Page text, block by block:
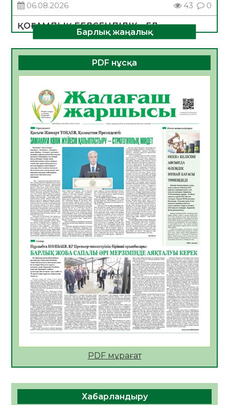
06.08.2026
43 0
ҚОҒАМДЫҚ БЕЛСЕНДІЛІК – ЕЛ
ДАМУЫНЫҢ НЕГІЗІ
06.08.2026
40 0
ҚҰРЫЛТАЙ САЙЛАУЫ – БОЛАШАҚҚА
06.08.2026
Инфекциялық ауруларға қарсы иммундау
жұмыстарының тиімділігі
06.08.2026
45
Көкжөтел ауруы туралы
06.08.2026
41
АПВ вакцинасы туралы мәлімет
06.08.2026
40
Open Air: Қызылорда облысы полиция
департаменті 20 мыңнан астам
көрерменнің қауіпсіздігін қамтамасыз етті
06.08.2026
54
ҚЫЗЫЛОРДАДА «САНАЛЫ ҰРПАҚ –
ЖАРҚЫН БОЛАШАҚ» АТТЫ КЕҢЕЙТІЛГЕН
МӘЖІЛІС ӨТТІ
05.08.2026
54
Қазақстан Орталық Азиядағы көшуге ең
азаматтың міндеті
Барлық жаңалық
PDF нұсқа
PDF мұрағат
Хабарландыру